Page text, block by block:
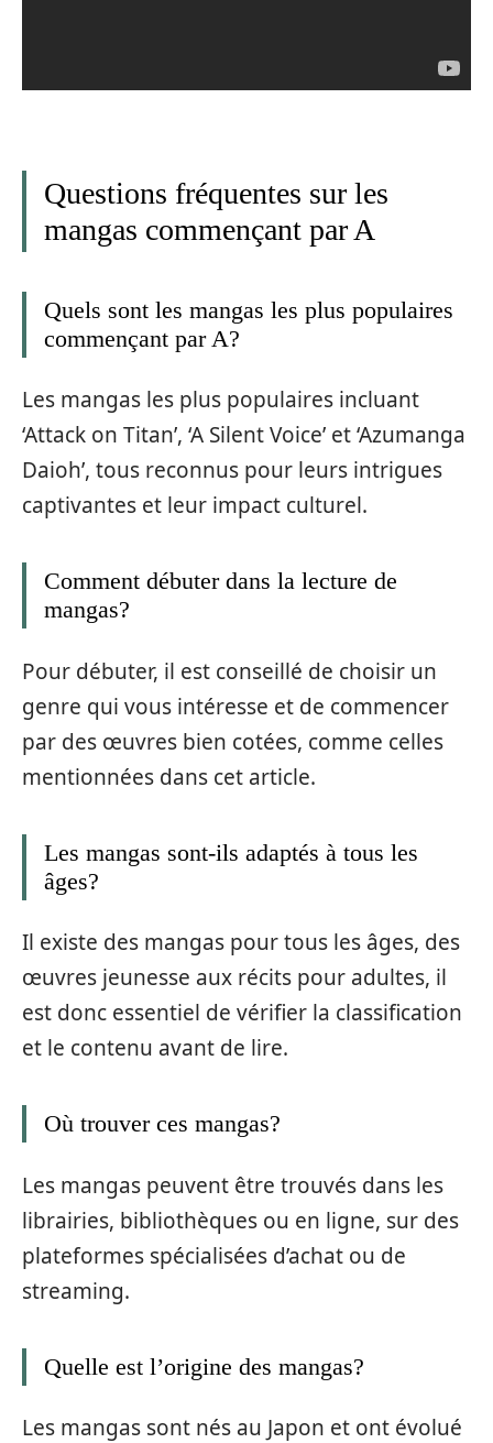
Questions fréquentes sur les
mangas commençant par A
Quels sont les mangas les plus populaires
commençant par A?
Les mangas les plus populaires incluant
‘Attack on Titan’, ‘A Silent Voice’ et ‘Azumanga
Daioh’, tous reconnus pour leurs intrigues
captivantes et leur impact culturel.
Comment débuter dans la lecture de
mangas?
Pour débuter, il est conseillé de choisir un
genre qui vous intéresse et de commencer
par des œuvres bien cotées, comme celles
mentionnées dans cet article.
Les mangas sont-ils adaptés à tous les
âges?
Il existe des mangas pour tous les âges, des
œuvres jeunesse aux récits pour adultes, il
est donc essentiel de vérifier la classification
et le contenu avant de lire.
Où trouver ces mangas?
Les mangas peuvent être trouvés dans les
librairies, bibliothèques ou en ligne, sur des
plateformes spécialisées d’achat ou de
streaming.
Quelle est l’origine des mangas?
Les mangas sont nés au Japon et ont évolué